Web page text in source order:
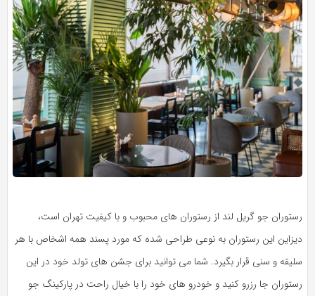
رستوران جو گریل لند از رستوران های محبوب و با کیفیت تهران است،
دیزاین این رستوران به نوعی طراحی شده که مورد پسند همه اشخاص با هر
سلیقه و سنی قرار بگیرد. شما می توانید برای جشن های تولد خود در این
رستوران جا رزرو کنید و خودرو های خود را با خیال راحت در پارکینگ جو